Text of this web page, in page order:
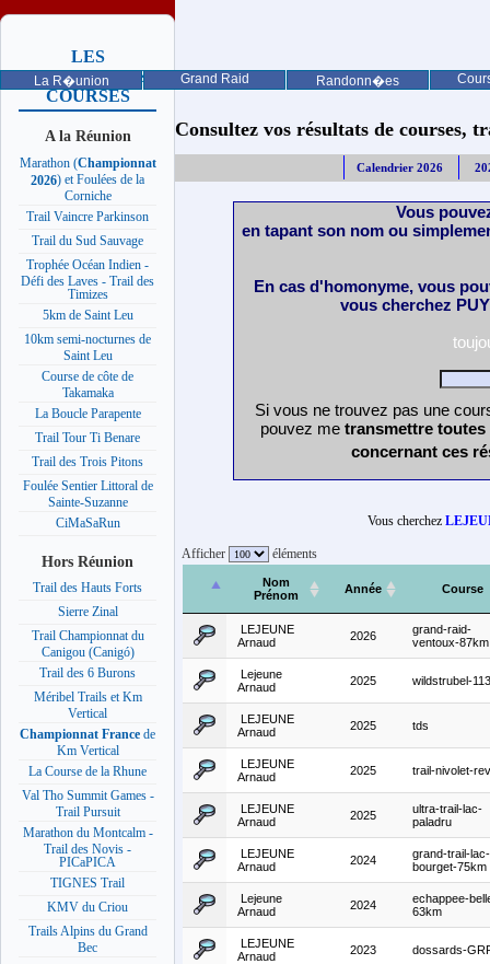
La R�union Grand Raid Randonn�es
LES
PROCHAINES
COURSES
A la Réunion
Marathon (Championnat
2026) et Foulées de la
Corniche
Trail Vaincre Parkinson
Trail du Sud Sauvage
Trophée Océan Indien -
Défi des Laves - Trail des
Timizes
5km de Saint Leu
10km semi-nocturnes de
Saint Leu
Course de côte de
Takamaka
La Boucle Parapente
Trail Tour Ti Benare
Trail des Trois Pitons
Foulée Sentier Littoral de
Sainte-Suzanne
CiMaSaRun
Hors Réunion
Trail des Hauts Forts
Sierre Zinal
Trail Championnat du
Canigou (Canigó)
Trail des 6 Burons
Méribel Trails et Km
Vertical
Championnat France de
Km Vertical
La Course de la Rhune
Val Tho Summit Games -
Trail Pursuit
Marathon du Montcalm -
Trail des Novis -
PICaPICA
TIGNES Trail
KMV du Criou
Trails Alpins du Grand
Bec
Consultez vos résultats de courses,
Calendrier 2026
Vous
en tapant son nom ou
En cas d'homonyme, vous
vous cherchez
Si vous ne trouvez pas une
pouvez me transmettre
concernant ces
Vous cherchez
Afficher éléments
Nom
Prénom
Année Course
LEJEUNE
Arnaud
2026
grand-raid-
ventoux-87km
Lejeune
Arnaud
2025 wildstrubel-
LEJEUNE
Arnaud
2025 tds
LEJEUNE
Arnaud
2025 trail-nivolet-
LEJEUNE
Arnaud
2025
ultra-trail-lac-
paladru
LEJEUNE
Arnaud
2024
grand-trail-lac-
bourget-75km
Lejeune
Arnaud
2024
echappee-
63km
LEJEUNE
Arnaud
2023 dossards-